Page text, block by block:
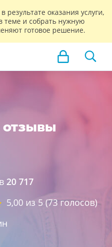
оказания услуги,
теме и собрать нужную
готовое решение.
отзывы
20 717
5,00 из 5 (73голосов)